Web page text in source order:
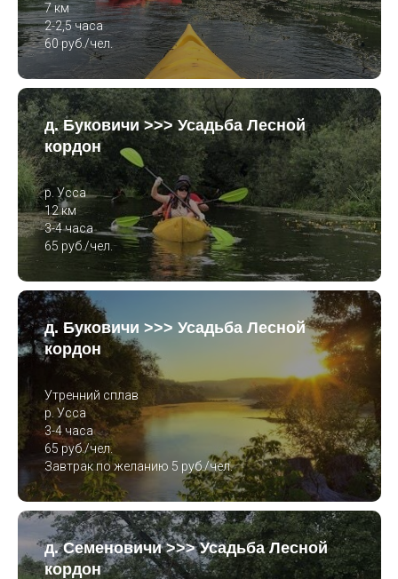
7 км
2-2,5 часа
60 руб./чел.
д. Буковичи >>> Усадьба Лесной
кордон
р. Усса
12 км
3-4 часа
65 руб./чел.
д. Буковичи >>> Усадьба Лесной
кордон
Утренний сплав
р. Усса
3-4 часа
65 руб./чел.
Завтрак по желанию 5 руб./чел.
д. Семеновичи >>> Усадьба Лесной
кордон